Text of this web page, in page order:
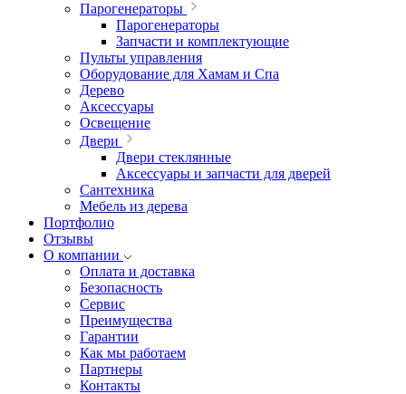
Парогенераторы
Парогенераторы
Запчасти и комплектующие
Пульты управления
Оборудование для Хамам и Спа
Дерево
Аксессуары
Освещение
Двери
Двери стеклянные
Аксессуары и запчасти для дверей
Сантехника
Мебель из дерева
Портфолио
Отзывы
О компании
Оплата и доставка
Безопасность
Сервис
Преимущества
Гарантии
Как мы работаем
Партнеры
Контакты